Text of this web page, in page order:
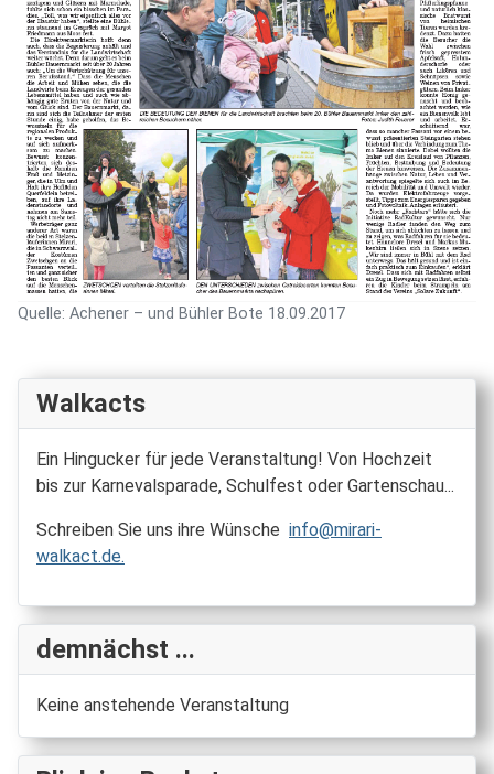
Quelle: Achener – und Bühler Bote 18.09.2017
Walkacts
Ein Hingucker für jede Veranstaltung! Von Hochzeit
bis zur Karnevalsparade, Schulfest oder Gartenschau...
Schreiben Sie uns ihre Wünsche info@mirari-
walkact.de.
demnächst ...
Keine anstehende Veranstaltung